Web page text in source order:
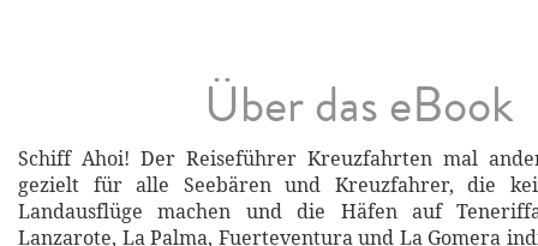
Über das eBook
Schiff Ahoi! Der Reiseführer Kreuzfahrten mal
gezielt für alle Seebären und Kreuzfahrer, die
Landausflüge machen und die Häfen auf
Lanzarote, La Palma, Fuerteventura und La Gomera